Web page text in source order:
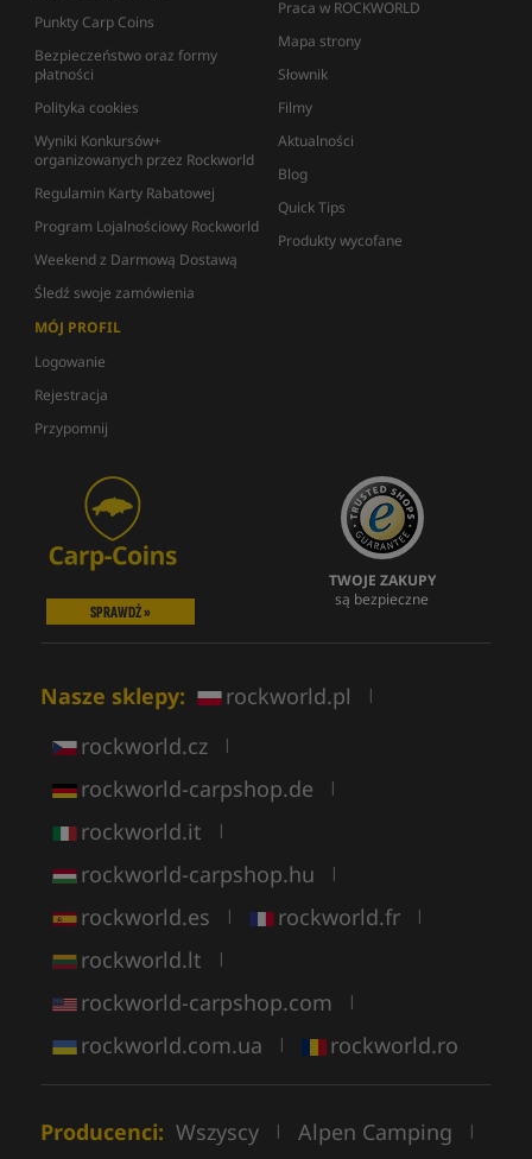
Punkty Carp Coins
Bezpieczeństwo oraz formy
płatności
Polityka cookies
Wyniki Konkursów+
organizowanych przez Rockworld
Regulamin Karty Rabatowej
Program Lojalnościowy Rockworld
Weekend z Darmową Dostawą
Śledź swoje zamówienia
Praca w ROCKWORLD
Mapa strony
Słownik
Filmy
Aktualności
Blog
Quick Tips
Produkty wycofane
MÓJ PROFIL
Logowanie
Rejestracja
Przypomnij
SPRAWDŹ »
TWOJE ZAKUPY
są bezpieczne
Nasze sklepy: rockworld.pl |
rockworld.cz |
rockworld-carpshop.de |
rockworld.it |
rockworld-carpshop.hu |
rockworld.es | rockworld.fr |
rockworld.lt |
rockworld-carpshop.com |
rockworld.com.ua | rockworld.ro
Producenci: Wszyscy | Alpen Camping |